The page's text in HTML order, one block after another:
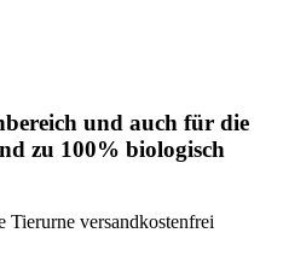
und auch für die
zu 100% biologisch
Tierurne versandkostenfrei